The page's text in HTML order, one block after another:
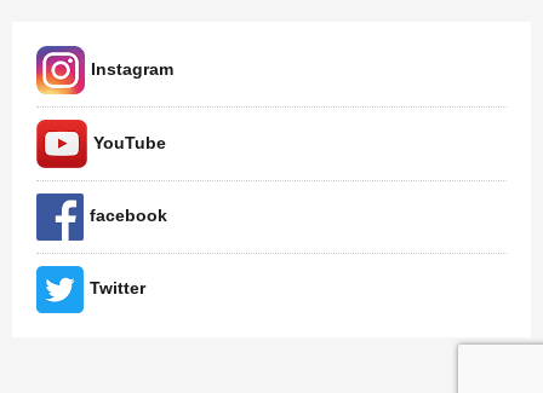
Instagram
YouTube
facebook
Twitter